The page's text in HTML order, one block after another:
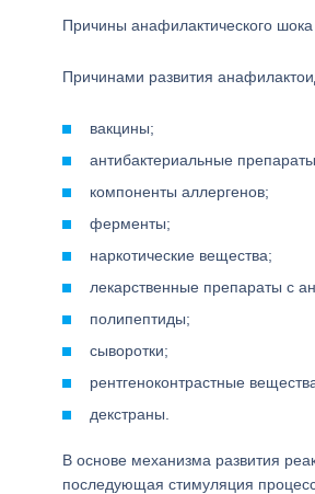
Причины анафилактического шока
Причинами развития
вакцины;
антибактериальные
компоненты аллергенов;
ферменты;
наркотические вещества;
лекарственные препараты с
полипептиды;
сыворотки;
рентгеноконтрастные
декстраны.
В основе механизма развития
последующая стимуляция